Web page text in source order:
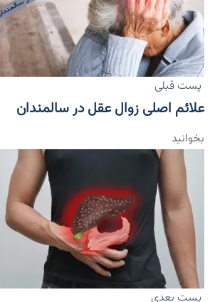
پست قبلی
علائم اصلی زوال عقل در سالمندان
بخوانید
پست بعدی